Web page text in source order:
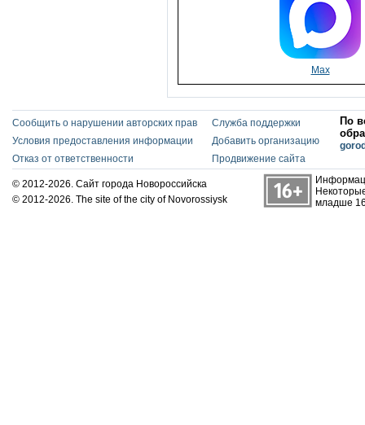
Max
Сообщить о нарушении авторских прав
Условия предоставления информации
Отказ от ответственности
Служба поддержки
Добавить организацию
Продвижение сайта
По
© 2012-2026. Сайт города Новороссийска
© 2012-2026. The site of the city of Novorossiysk
младше